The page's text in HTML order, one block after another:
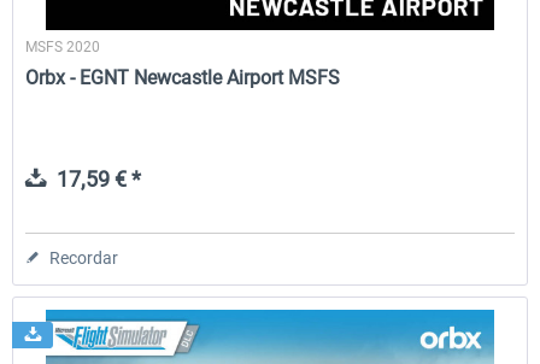
MSFS 2020
Orbx - EGNT Newcastle Airport MSFS
17,59 € *
Recordar